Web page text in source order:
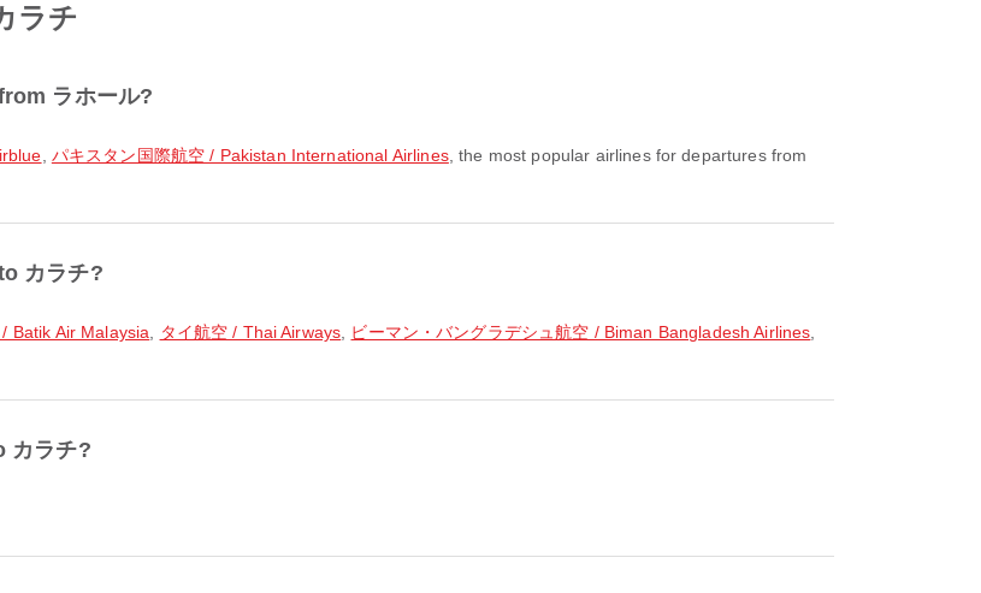
ラチ
ラホール?
パキスタン国際航空 / Pakistan International Airlines, the most popular airlines for departures from
カラチ?
Batik Air Malaysia タイ航空 / Thai Airways ビーマン・バングラデシュ航空 / Biman Bangladesh Airlines
カラチ?